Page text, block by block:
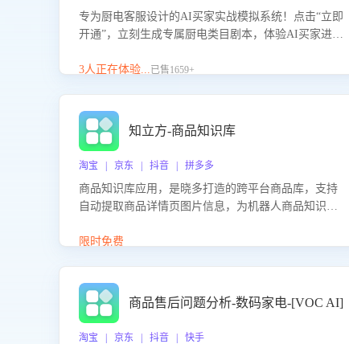
专为厨电客服设计的AI买家实战模拟系统！点击“立即
开通”，立刻生成专属厨电类目剧本，体验AI买家进线
能咨询”等真实场景应对技巧！
3人正在体验...已售1659+
知立方-商品知识库
淘宝 | 京东 | 抖音 | 拼多多
商品知识库应用，是晓多打造的跨平台商品库，支持
自动提取商品详情页图片信息，为机器人商品知识问
商品知识。
限时免费
商品售后问题分析-数码家电-[VOC AI]
淘宝 | 京东 | 抖音 | 快手